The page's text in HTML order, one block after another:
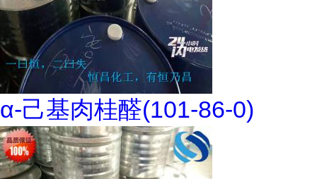
α-己基肉桂醛(101-86-0)